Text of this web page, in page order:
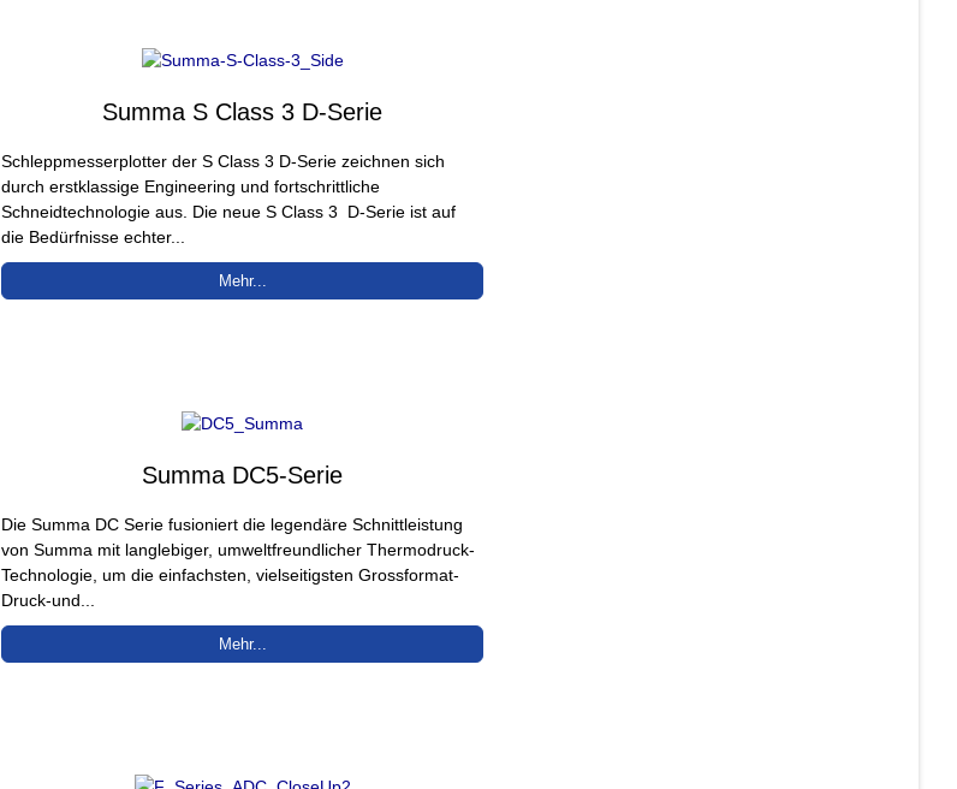
Summa S Class 3 D-Serie
Schleppmesserplotter der S Class 3 D-Serie zeichnen sich
durch erstklassige Engineering und fortschrittliche
Schneidtechnologie aus. Die neue S Class 3 D-Serie ist auf
die Bedürfnisse echter...
Mehr...
Summa DC5-Serie
Die Summa DC Serie fusioniert die legendäre Schnittleistung
von Summa mit langlebiger, umweltfreundlicher Thermodruck-
Technologie, um die einfachsten, vielseitigsten Grossformat-
Druck-und...
Mehr...